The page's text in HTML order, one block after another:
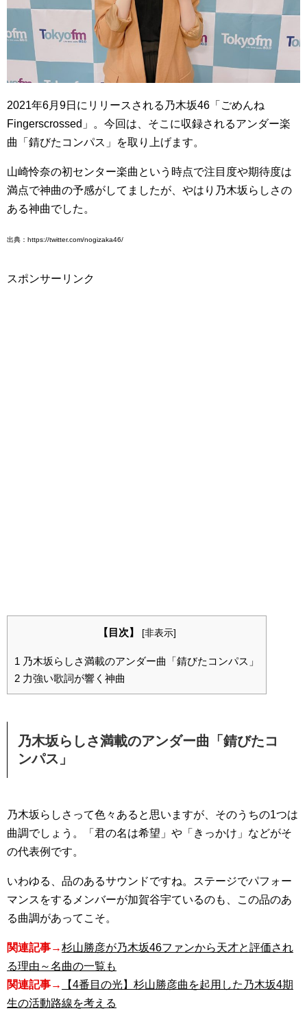
2021年6月9日にリリースされる乃木坂46「ごめんね
Fingerscrossed」。今回は、そこに収録されるアンダー楽
曲「錆びたコンパス」を取り上げます。
山崎怜奈の初センター楽曲という時点で注目度や期待度は
満点で神曲の予感がしてましたが、やはり乃木坂らしさの
ある神曲でした。
出典：https://twitter.com/nogizaka46/
スポンサーリンク
【目次】 [非表示]
1 乃木坂らしさ満載のアンダー曲「錆びたコンパス」
2 力強い歌詞が響く神曲
乃木坂らしさ満載のアンダー曲「錆びたコ
ンパス」
乃木坂らしさって色々あると思いますが、そのうちの1つは
曲調でしょう。「君の名は希望」や「きっかけ」などがそ
の代表例です。
いわゆる、品のあるサウンドですね。ステージでパフォー
マンスをするメンバーが加賀谷宇ているのも、この品のあ
る曲調があってこそ。
関連記事→杉山勝彦が乃木坂46ファンから天才と評価され
る理由～名曲の一覧も
関連記事→
【4番目の光】杉山勝彦曲を起用した乃木坂4期
生の活動路線を考える